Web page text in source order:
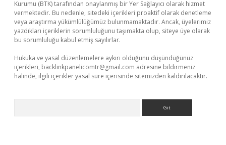
Kurumu (BTK) tarafından onaylanmış bir Yer Sağlayıcı olarak hizmet
vermektedir. Bu nedenle, sitedeki içerikleri proaktif olarak denetleme
veya araştırma yükümlülüğümüz bulunmamaktadır. Ancak, üyelerimiz
yazdıkları içeriklerin sorumluluğunu taşımakta olup, siteye üye olarak
bu sorumluluğu kabul etmiş sayılırlar.
Hukuka ve yasal düzenlemelere aykırı olduğunu düşündüğünüz
içerikleri, backlinkpanelicomtr@gmail.com adresine bildirmeniz
halinde, ilgili içerikler yasal süre içerisinde sitemizden kaldırılacaktır.